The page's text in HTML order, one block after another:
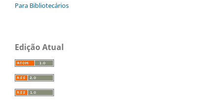
Para Bibliotecários
Edição Atual